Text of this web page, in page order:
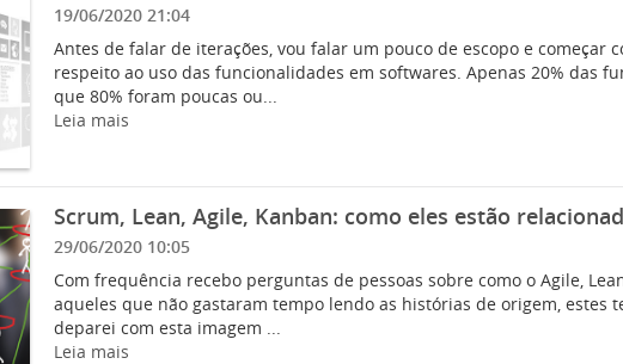
19/06/2020 21:04
Antes de falar de iterações, vou falar um pouco de escopo e
respeito ao uso das funcionalidades em softwares. Apenas 20% das
que 80% foram poucas ou...
Leia mais
Scrum, Lean, Agile, Kanban: como eles estão
29/06/2020 10:05
Com frequência recebo perguntas de pessoas sobre como o Agile,
aqueles que não gastaram tempo lendo as histórias de origem, estes
deparei com esta imagem ...
Leia mais